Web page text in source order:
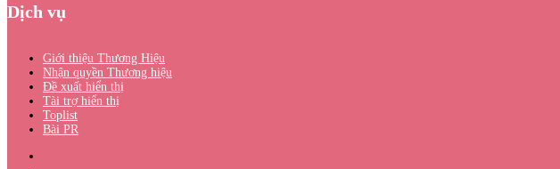
Dịch vụ
Giới thiệu Thương Hiệu
Nhận quyền Thương hiệu
Đề xuất hiển thị
Tài trợ hiển thị
Toplist
Bài PR